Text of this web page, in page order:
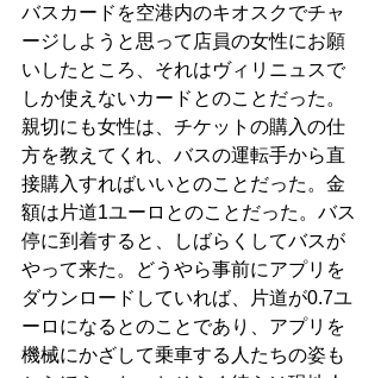
バスカードを空港内のキオスクでチャ
ージしようと思って店員の女性にお願
いしたところ、それはヴィリニュスで
しか使えないカードとのことだった。
親切にも女性は、チケットの購入の仕
方を教えてくれ、バスの運転手から直
接購入すればいいとのことだった。金
額は片道1ユーロとのことだった。バス
停に到着すると、しばらくしてバスが
やって来た。どうやら事前にアプリを
ダウンロードしていれば、片道が0.7ユ
ーロになるとのことであり、アプリを
機械にかざして乗車する人たちの姿も